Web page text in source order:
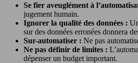
Se fier aveuglément à
jugement humain.
Ignorer la qualité des données :
sur des données erronées donnera
Sur-automatiser : Ne pas
Ne pas définir de limites :
dépenser un budget important.